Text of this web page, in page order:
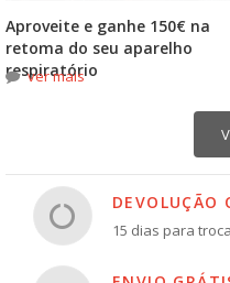
Aproveite e ganhe 150€ na
retoma do seu aparelho
respiratório
ver mais
DEVOLUÇÃO
15 dias para